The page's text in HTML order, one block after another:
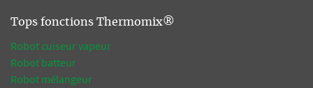
Tops fonctions Thermomix®
Robot cuiseur vapeur
Robot batteur
Robot mélangeur